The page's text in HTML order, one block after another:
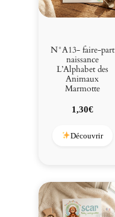
N°A13- faire-part
naissance
L’Alphabet des
Animaux
Marmotte
1,30€
Découvrir